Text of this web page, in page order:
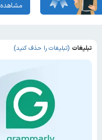
مشاهده
تبلیغات (تبلیغات را حذف کنید)